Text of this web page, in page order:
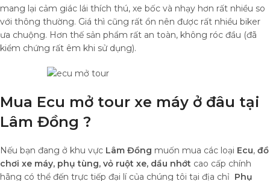
mang lại cảm giác lái thích thú, xe bốc và nhạy hơn rất nhiều so
với thông thường. Giá thì cũng rất ổn nên được rất nhiều biker
ưa chuộng. Hơn thế sản phẩm rất an toàn, không róc đầu (đã
kiểm chứng rất êm khi sử dụng).
Mua Ecu mở tour xe máy ở đâu tại
Lâm Đồng ?
Nếu bạn đang ở khu vực Lâm Đồng muốn mua các loại Ecu, đồ
chơi xe máy, phụ tùng, vỏ ruột xe, dầu nhớt cao cấp chính
hãng có thể đến trực tiếp đại lí của chúng tôi tại địa chỉ Phụ